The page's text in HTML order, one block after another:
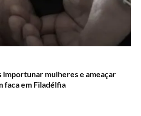
importunar mulheres e ameaçar
faca em Filadélfia